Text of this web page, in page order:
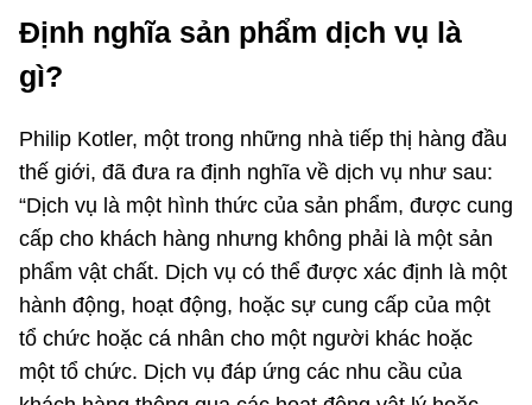
Định nghĩa sản phẩm dịch vụ là
gì?
Philip Kotler, một trong những nhà tiếp thị hàng đầu
thế giới, đã đưa ra định nghĩa về dịch vụ như sau:
“Dịch vụ là một hình thức của sản phẩm, được cung
cấp cho khách hàng nhưng không phải là một sản
phẩm vật chất. Dịch vụ có thể được xác định là một
hành động, hoạt động, hoặc sự cung cấp của một
tổ chức hoặc cá nhân cho một người khác hoặc
một tổ chức. Dịch vụ đáp ứng các nhu cầu của